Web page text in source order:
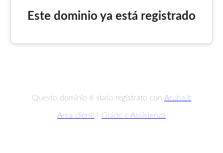
Este dominio ya está registrado
Questo dominio è stato registrato con Aruba.it
Area clienti Guide e Assistenza